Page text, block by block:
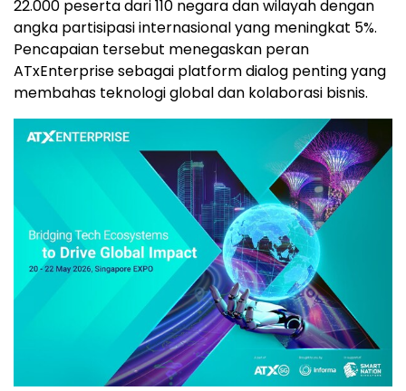
22.000 peserta dari 110 negara dan wilayah dengan
angka partisipasi internasional yang meningkat 5%.
Pencapaian tersebut menegaskan peran
ATxEnterprise sebagai platform dialog penting yang
membahas teknologi global dan kolaborasi bisnis.